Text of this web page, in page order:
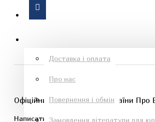
Доставка і оплата
Про нас
Повернення і обмін
Замовлення літератури для
Офіційний текст Закону України Про
Написати відгук